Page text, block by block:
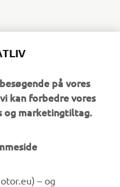
på vores
kan forbedre vores
og marketingtiltag.
– og